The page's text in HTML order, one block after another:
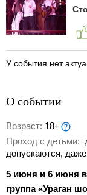
У события нет
О событии
Возраст: 18+
Проход с детьми:
допускаются,
5 июня и 6 июня
группа «Ураган